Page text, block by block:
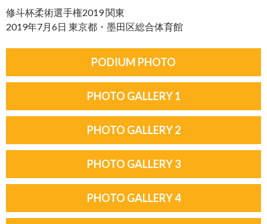
修斗杯柔術選手権2019 関東
2019年7月6日 東京都・墨田区総合体育館
PODIUM PHOTO
PHOTO GALLERY 1
PHOTO GALLERY 2
PHOTO GALLERY 3
PHOTO GALLERY 4